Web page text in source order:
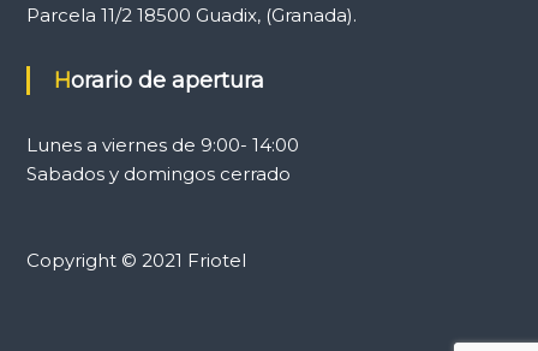
Parcela 11/2 18500 Guadix, (Granada).
Horario de apertura
Lunes a viernes de 9:00- 14:00
Sabados y domingos cerrado
Copyright © 2021 Friotel